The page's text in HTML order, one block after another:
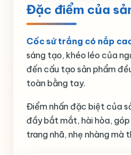
Đặc điểm của
Cốc sứ trắng có nắp
sáng tạo, khéo léo của
đến cấu tạo sản phẩm
toàn bằng tay.
Điểm nhấn đặc biệt của
đầy bắt mắt, hài hòa,
trang nhã, nhẹ nhàng mà